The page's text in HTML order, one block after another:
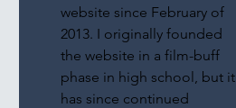
website since February of
2013. I originally founded
the website in a film-buff
phase in high school, but it
has since continued